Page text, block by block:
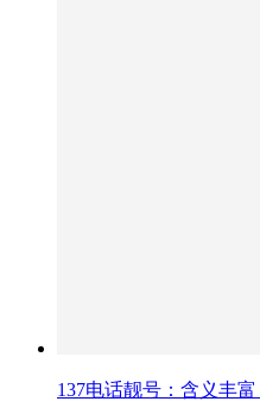
137电话靓号：含义丰